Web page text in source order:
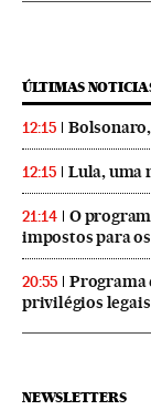
ÚLTIMAS
12:15
12:15 Lula, uma
21:14
O
impostos para
20:55
Programa
privilégios
NEWSLETTERS